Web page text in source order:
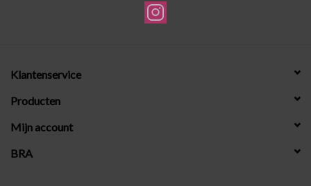
Klantenservice
Producten
Mijn account
BRA